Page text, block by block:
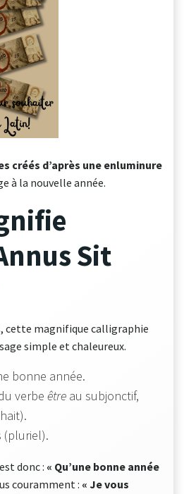
créés d’après une enluminure
à la nouvelle année.
Sit
cette magnifique calligraphie
simple et chaleureux.
bonne année.
verbe être au subjonctif,
(pluriel).
donc : « Qu’une bonne année
couramment : « Je vous